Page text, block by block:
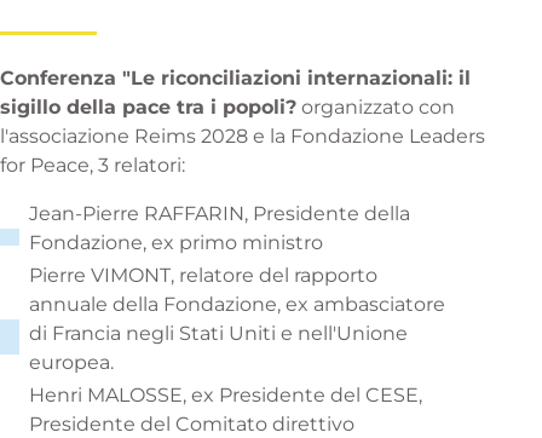
Conferenza "Le riconciliazioni internazionali: il
sigillo della pace tra i popoli? organizzato con
l'associazione Reims 2028 e la Fondazione Leaders
for Peace, 3 relatori:
Jean-Pierre RAFFARIN, Presidente della
Fondazione, ex primo ministro
Pierre VIMONT, relatore del rapporto
annuale della Fondazione, ex ambasciatore
di Francia negli Stati Uniti e nell'Unione
europea.
Henri MALOSSE, ex Presidente del CESE,
Presidente del Comitato direttivo